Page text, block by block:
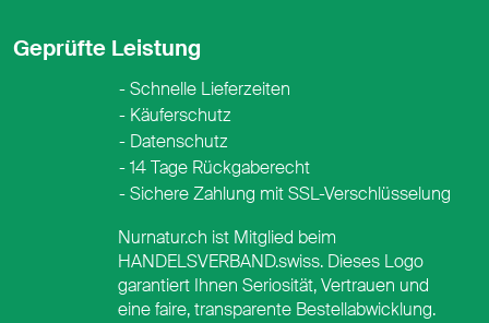
Geprüfte Leistung
Schnelle Lieferzeiten
Käuferschutz
Datenschutz
14 Tage Rückgaberecht
Sichere Zahlung mit SSL-Verschlüsselung
Nurnatur.ch ist Mitglied beim
HANDELSVERBAND.swiss. Dieses Logo
garantiert Ihnen Seriosität, Vertrauen und
eine faire, transparente Bestellabwicklung.